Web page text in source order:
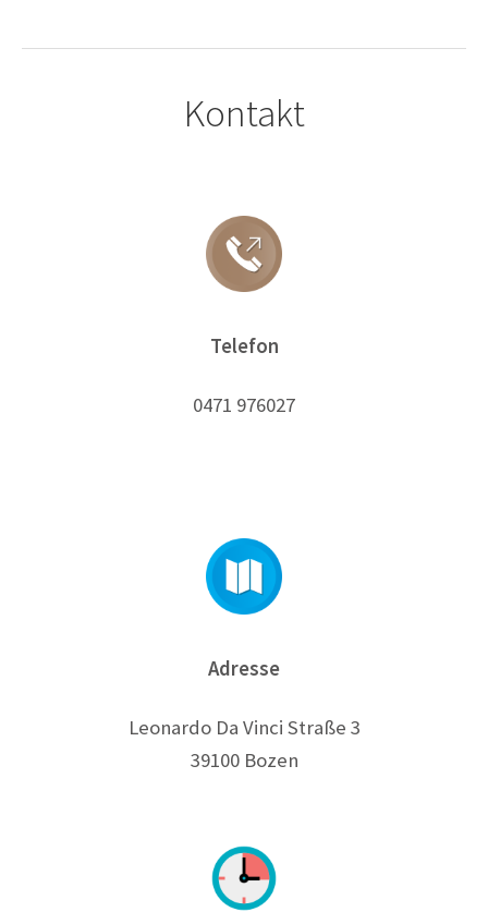
Kontakt
Telefon
0471 976027
Adresse
Leonardo Da Vinci Straße 3
39100 Bozen